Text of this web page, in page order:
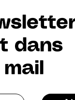
dans